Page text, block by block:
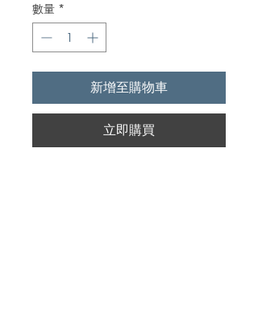
數量 *
新增至購物車
立即購買